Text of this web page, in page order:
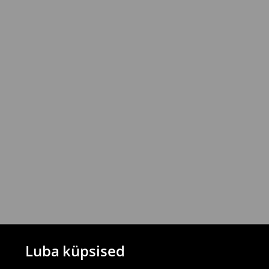
Luba küpsised